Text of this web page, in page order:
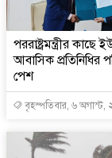
পররাষ্ট্রমন্ত্রীর কা‌ছে
আবাসিক প্রতিনিধির
পেশ
বৃহস্পতিবার, ৬ অগাস্ট,